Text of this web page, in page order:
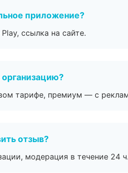
приложение?
ссылка на сайте.
тарифе, премиум — с
отзыв?
модерация в течение 24 ч.